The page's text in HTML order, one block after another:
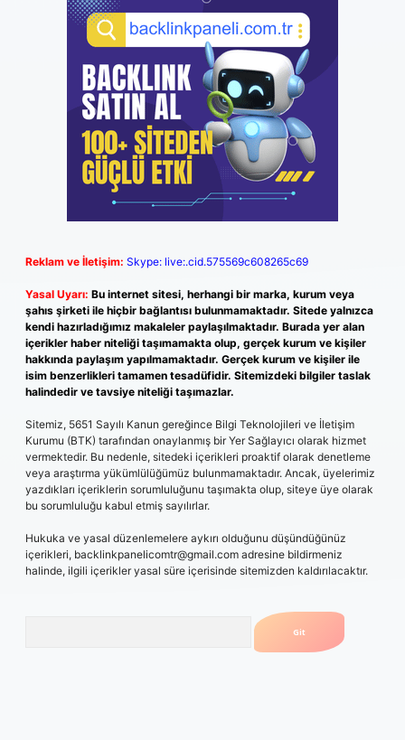
Reklam ve İletişim: Skype: live:.cid.575569c608265c69
Yasal Uyarı: Bu internet sitesi, herhangi bir marka, kurum veya
şahıs şirketi ile hiçbir bağlantısı bulunmamaktadır. Sitede yalnızca
kendi hazırladığımız makaleler paylaşılmaktadır. Burada yer alan
içerikler haber niteliği taşımamakta olup, gerçek kurum ve kişiler
hakkında paylaşım yapılmamaktadır. Gerçek kurum ve kişiler ile
isim benzerlikleri tamamen tesadüfidir. Sitemizdeki bilgiler taslak
halindedir ve tavsiye niteliği taşımazlar.
Sitemiz, 5651 Sayılı Kanun gereğince Bilgi Teknolojileri ve İletişim
Kurumu (BTK) tarafından onaylanmış bir Yer Sağlayıcı olarak hizmet
vermektedir. Bu nedenle, sitedeki içerikleri proaktif olarak denetleme
veya araştırma yükümlülüğümüz bulunmamaktadır. Ancak, üyelerimiz
yazdıkları içeriklerin sorumluluğunu taşımakta olup, siteye üye olarak
bu sorumluluğu kabul etmiş sayılırlar.
Hukuka ve yasal düzenlemelere aykırı olduğunu düşündüğünüz
içerikleri, backlinkpanelicomtr@gmail.com adresine bildirmeniz
halinde, ilgili içerikler yasal süre içerisinde sitemizden kaldırılacaktır.